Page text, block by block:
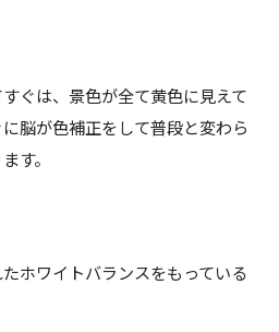
ぐは、景色が全て黄色に見えて
脳が色補正をして普段と変わら
す。
ホワイトバランスをもっている